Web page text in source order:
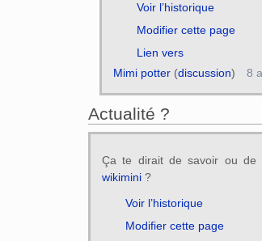
Voir l’historique
Modifier cette page
Lien vers
Mimi potter(discussion) 8
Actualité ?
Ça te dirait de savoir ou de
wikimini?
Voir l’historique
Modifier cette page